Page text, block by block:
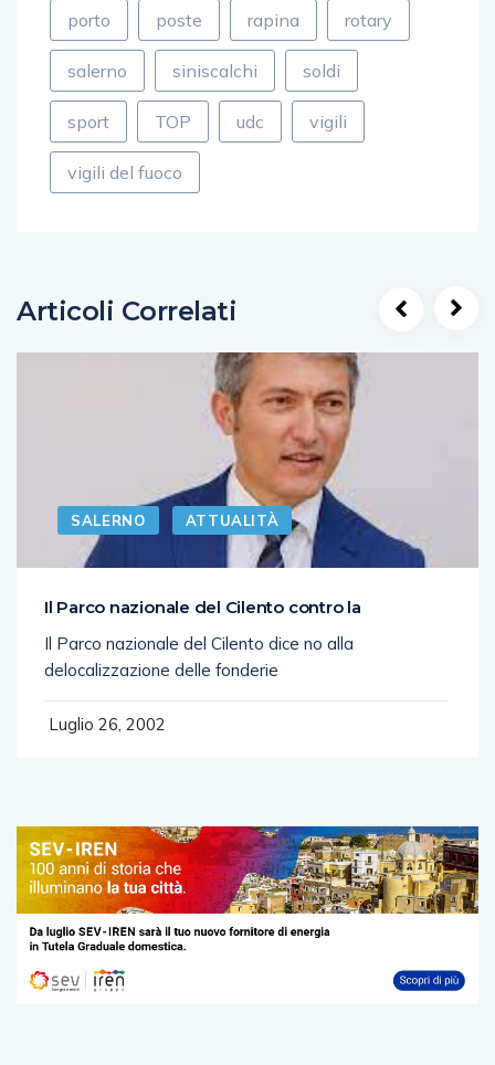
porto poste rapina rotary
salerno siniscalchi soldi
sport TOP udc vigili
vigili del fuoco
Articoli Correlati
SALERNO ATTUALITÀ
Il Parco nazionale del Cilento contro la
Il Parco nazionale del Cilento dice no alla
delocalizzazione delle fonderie
Luglio 26, 2002